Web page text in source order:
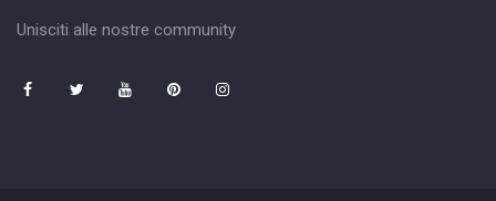
Unisciti alle nostre community